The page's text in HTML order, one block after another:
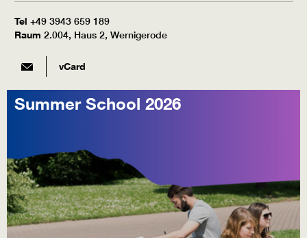
Tel +49 3943 659 189
Raum 2.004, Haus 2, Wernigerode
vCard
Summer School 2026